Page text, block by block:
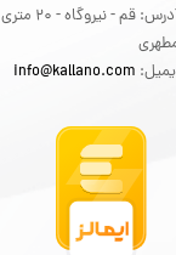
آدرس: قم - نیروگاه - 20 متری
info@kallano.com​​​​​​​